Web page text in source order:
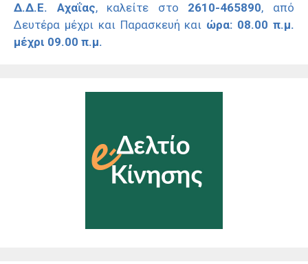
Δ.Δ.Ε. Αχαΐας, καλείτε στο 2610-465890, από
Δευτέρα μέχρι και Παρασκευή και ώρα: 08.00 π.μ.
μέχρι 09.00 π.μ.